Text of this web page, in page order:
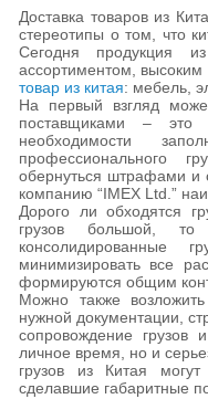
Доставка товаров из
стереотипы о том, что
Сегодня продукция
ассортиментом,
товар из китая: мебель,
На первый взгляд
поставщиками –
необходимости
профессионального
обернуться штрафами и
компанию “IMEX Ltd.”
Дорого ли обходятся
грузов большой,
консолидированные
минимизировать все
формируются общим
Можно также
нужной документации,
сопровождение грузов
личное время, но и
грузов из Китая
сделавшие габаритные